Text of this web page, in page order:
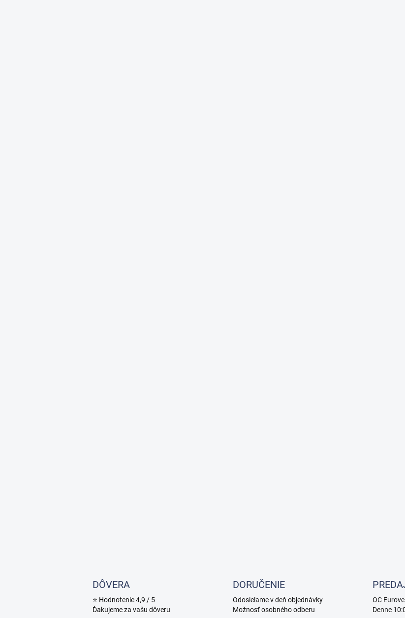
DÔVERA
⭐ Hodnotenie 4,9 / 5
Ďakujeme za vašu dôveru
DORUČENIE
Odosielame v deň objednávky
Možnosť osobného odberu
OC
Denne